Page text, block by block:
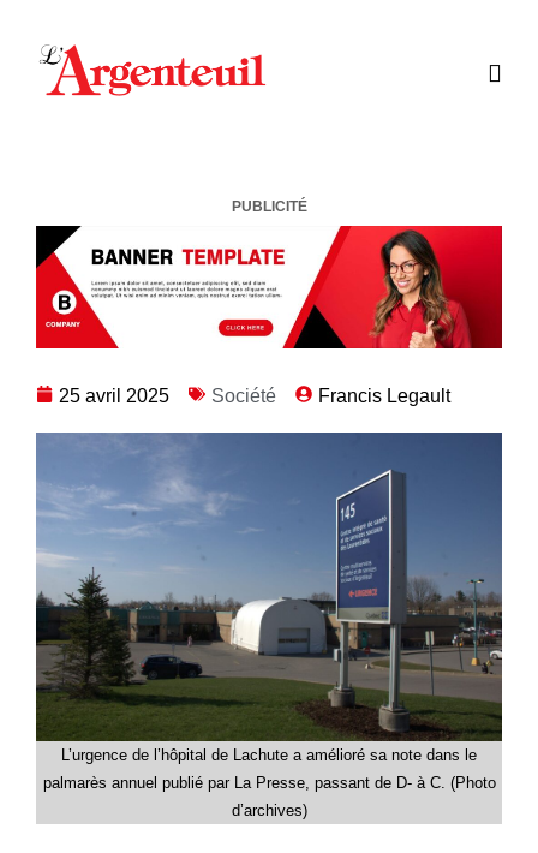
PUBLICITÉ
25 avril 2025 Société Francis Legault
L’urgence de l’hôpital de Lachute a amélioré sa note dans le
palmarès annuel publié par La Presse, passant de D- à C. (Photo
d’archives)